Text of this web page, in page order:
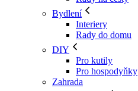
Bydlení
Interiery
Rady do domu
DIY
Pro kutily
Pro hospodyňky
Zahrada